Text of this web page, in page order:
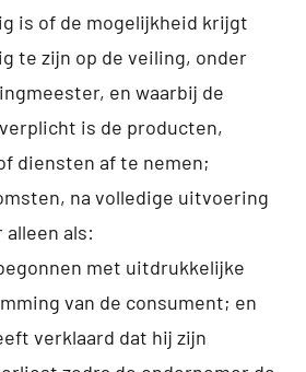
is of de mogelijkheid krijgt
te zijn op de veiling, onder
en waarbij de
is de producten,
diensten af te nemen;
na volledige uitvoering
als:
met uitdrukkelijke
van de consument; en
verklaard dat hij zijn